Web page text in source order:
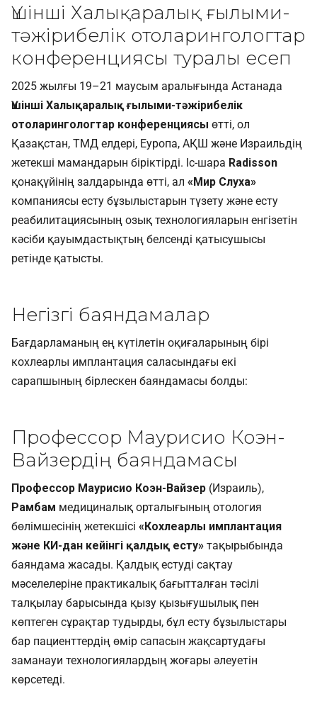
Үшінші Халықаралық ғылыми-
тәжірибелік отоларингологтар
конференциясы туралы есеп
2025 жылғы 19–21 маусым аралығында Астанада
Үшінші Халықаралық ғылыми-тәжірибелік
отоларингологтар конференциясы өтті, ол
Қазақстан, ТМД елдері, Еуропа, АҚШ және Израильдің
жетекші мамандарын біріктірді. Іс-шара Radisson
қонақүйінің залдарында өтті, ал «Мир Слуха»
компаниясы есту бұзылыстарын түзету және есту
реабилитациясының озық технологияларын енгізетін
кәсіби қауымдастықтың белсенді қатысушысы
ретінде қатысты.
Негізгі баяндамалар
Бағдарламаның ең күтілетін оқиғаларының бірі
кохлеарлы имплантация саласындағы екі
сарапшының бірлескен баяндамасы болды:
Профессор Маурисио Коэн-
Вайзердің баяндамасы
Профессор Маурисио Коэн-Вайзер (Израиль),
Рамбам медициналық орталығының отология
бөлімшесінің жетекшісі «Кохлеарлы имплантация
және КИ-дан кейінгі қалдық есту» тақырыбында
баяндама жасады. Қалдық естуді сақтау
мәселелеріне практикалық бағытталған тәсілі
талқылау барысында қызу қызығушылық пен
көптеген сұрақтар тудырды, бұл есту бұзылыстары
бар пациенттердің өмір сапасын жақсартудағы
заманауи технологиялардың жоғары әлеуетін
көрсетеді.